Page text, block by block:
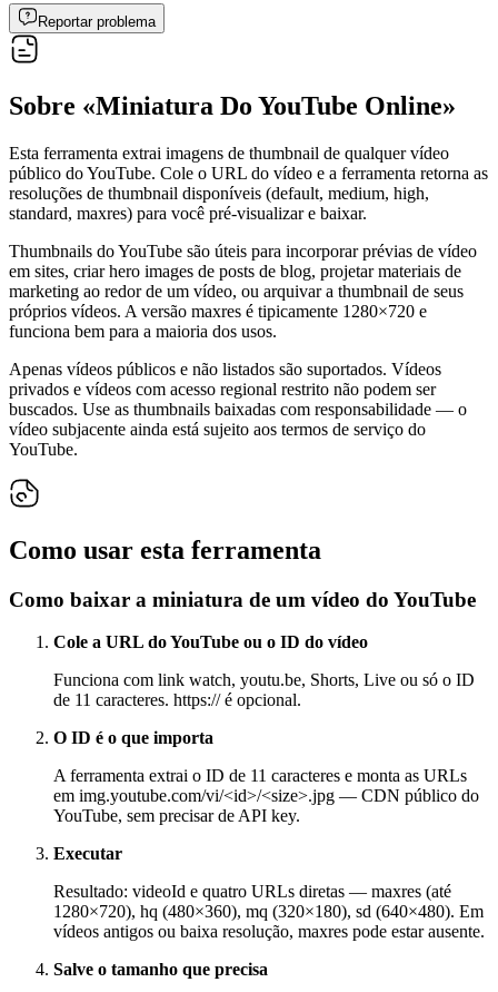
Reportar problema
Sobre «Miniatura Do YouTube Online»
Esta ferramenta extrai imagens de thumbnail de qualquer vídeo
público do YouTube. Cole o URL do vídeo e a ferramenta retorna as
resoluções de thumbnail disponíveis (default, medium, high,
standard, maxres) para você pré-visualizar e baixar.
Thumbnails do YouTube são úteis para incorporar prévias de vídeo
em sites, criar hero images de posts de blog, projetar materiais de
marketing ao redor de um vídeo, ou arquivar a thumbnail de seus
próprios vídeos. A versão maxres é tipicamente 1280×720 e
funciona bem para a maioria dos usos.
Apenas vídeos públicos e não listados são suportados. Vídeos
privados e vídeos com acesso regional restrito não podem ser
buscados. Use as thumbnails baixadas com responsabilidade — o
vídeo subjacente ainda está sujeito aos termos de serviço do
YouTube.
Como usar esta ferramenta
Como baixar a miniatura de um vídeo do YouTube
Cole a URL do YouTube ou o ID do vídeo
Funciona com link watch, youtu.be, Shorts, Live ou só o ID
de 11 caracteres. https:// é opcional.
O ID é o que importa
A ferramenta extrai o ID de 11 caracteres e monta as URLs
em img.youtube.com/vi/<id>/<size>.jpg — CDN público do
YouTube, sem precisar de API key.
Executar
Resultado: videoId e quatro URLs diretas — maxres (até
1280×720), hq (480×360), mq (320×180), sd (640×480). Em
vídeos antigos ou baixa resolução, maxres pode estar ausente.
Salve o tamanho que precisa